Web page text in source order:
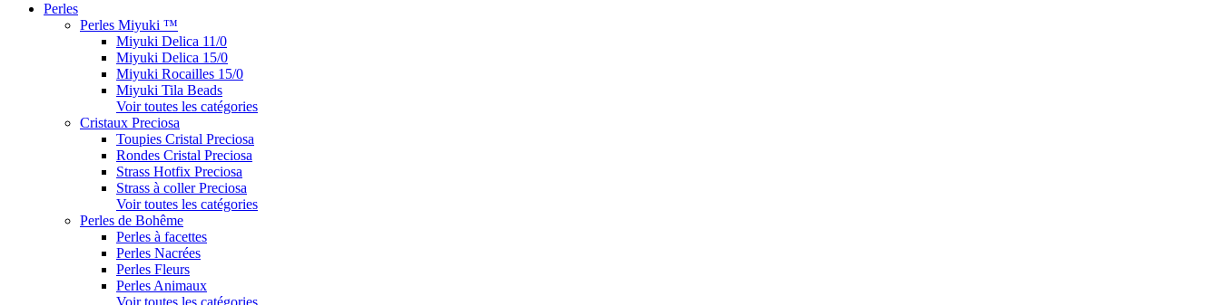
Perles
Perles Miyuki ™
Miyuki Delica 11/0
Miyuki Delica 15/0
Miyuki Rocailles 15/0
Miyuki Tila Beads
Voir toutes les catégories
Cristaux Preciosa
Toupies Cristal Preciosa
Rondes Cristal Preciosa
Strass Hotfix Preciosa
Strass à coller Preciosa
Voir toutes les catégories
Perles de Bohême
Perles à facettes
Perles Nacrées
Perles Fleurs
Perles Animaux
Voir toutes les catégories